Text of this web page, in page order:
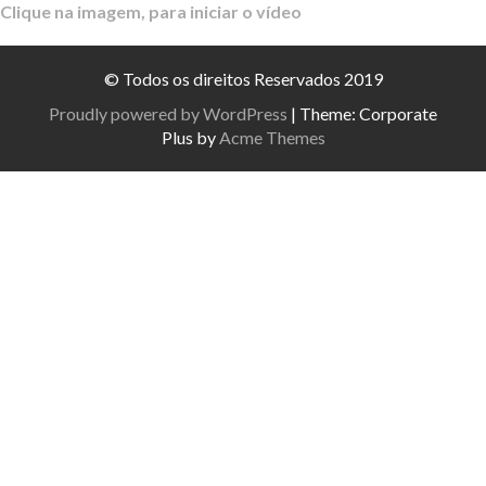
Clique na imagem, para iniciar o vídeo
© Todos os direitos Reservados 2019
Proudly powered by WordPress | Theme: Corporate
Plus byAcme Themes